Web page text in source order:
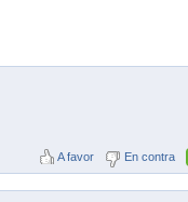
A favor En contra